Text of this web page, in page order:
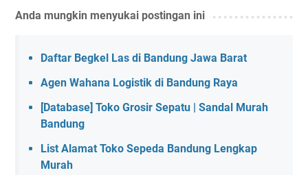
Anda mungkin menyukai postingan ini
Daftar Begkel Las di Bandung Jawa Barat
Agen Wahana Logistik di Bandung Raya
[Database] Toko Grosir Sepatu | Sandal Murah
Bandung
List Alamat Toko Sepeda Bandung Lengkap
Murah